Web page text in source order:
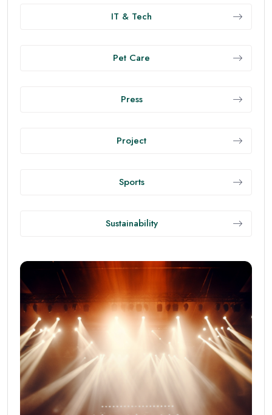
IT & Tech
Pet Care
Press
Project
Sports
Sustainability